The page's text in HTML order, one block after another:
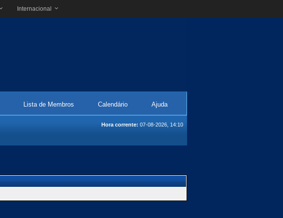
Internacional
Lista de Membros Calendário Ajuda
Hora corrente: 07-08-2026, 14:10